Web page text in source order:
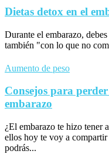
Dietas detox en el
Durante el embarazo,
también "con lo que no
Aumento de peso
Consejos para perder
embarazo
¿El embarazo te hizo tener
ellos hoy te voy a
podrás...